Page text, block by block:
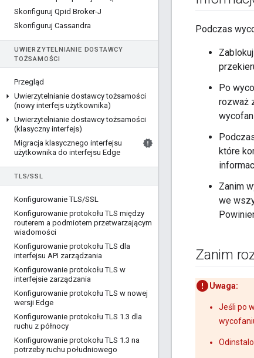
Skonfiguruj Qpid Broker-J
Skonfiguruj Cassandra
UWIERZYTELNIANIE DOSTAWCY
TOŻSAMOŚCI
Przegląd
Uwierzytelnianie dostawcy tożsamości
(nowy interfejs użytkownika)
Uwierzytelnianie dostawcy tożsamości
(klasyczny interfejs)
Migracja klasycznego interfejsu
użytkownika do interfejsu Edge
TLS/SSL
Konfigurowanie TLS/SSL
Konfigurowanie protokołu TLS między
routerem a podmiotem przetwarzającym
wiadomości
Konfigurowanie protokołu TLS dla
interfejsu API zarządzania
Konfigurowanie protokołu TLS w
interfejsie zarządzania
Konfigurowanie protokołu TLS w nowej
wersji Edge
Konfigurowanie protokołu TLS 1 .3 dla
ruchu z północy
Konfigurowanie protokołu TLS 1 .3 na
potrzeby ruchu południowego
Podczas
Po
rozważ
które
Zanim
we
Zanim
Uwaga:
Jeśli po